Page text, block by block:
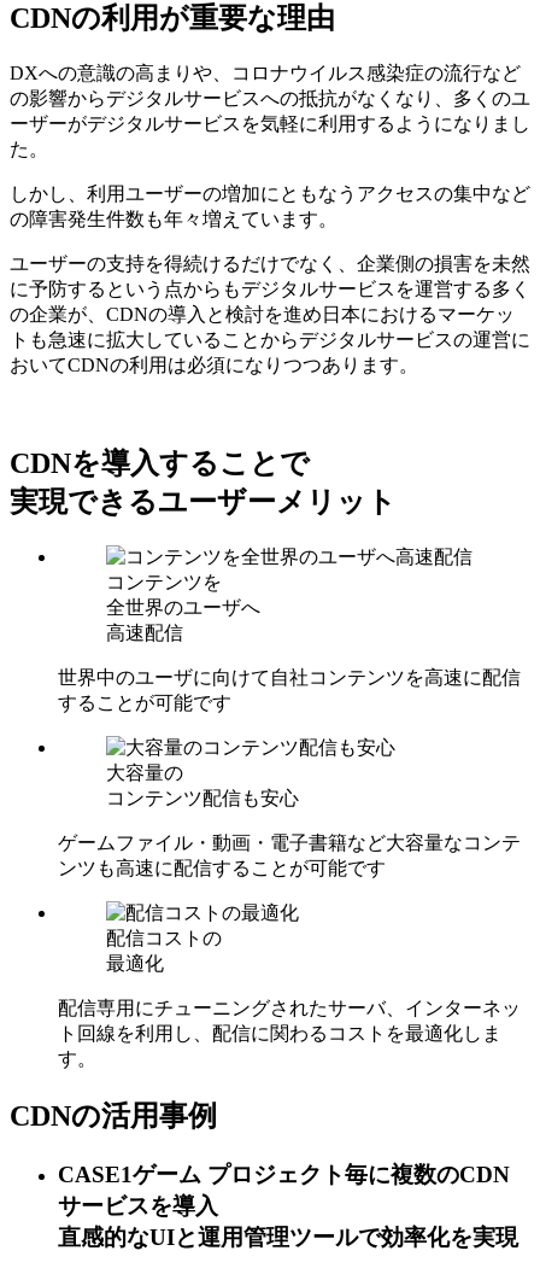
CDNの利用が重要な理由
DXへの意識の高まりや、コロナウイルス感染症の流行など
の影響からデジタルサービスへの抵抗がなくなり、多くのユ
ーザーがデジタルサービスを気軽に利用するようになりまし
た。
しかし、利用ユーザーの増加にともなうアクセスの集中など
の障害発生件数も年々増えています。
ユーザーの支持を得続けるだけでなく、企業側の損害を未然
に予防するという点からもデジタルサービスを運営する多く
の企業が、CDNの導入と検討を進め日本におけるマーケッ
トも急速に拡大していることからデジタルサービスの運営に
おいてCDNの利用は必須になりつつあります。
CDNを導入することで
実現できるユーザーメリット
コンテンツを
全世界のユーザへ
高速配信
世界中のユーザに向けて自社コンテンツを高速に配信
することが可能です
大容量の
コンテンツ配信も安心
ゲームファイル・動画・電子書籍など大容量なコンテ
ンツも高速に配信することが可能です
配信コストの
最適化
配信専用にチューニングされたサーバ、インターネッ
ト回線を利用し、配信に関わるコストを最適化しま
す。
CDNの活用事例
CASE1ゲーム プロジェクト毎に複数のCDN
サービスを導入
直感的なUIと運用管理ツールで効率化を実現